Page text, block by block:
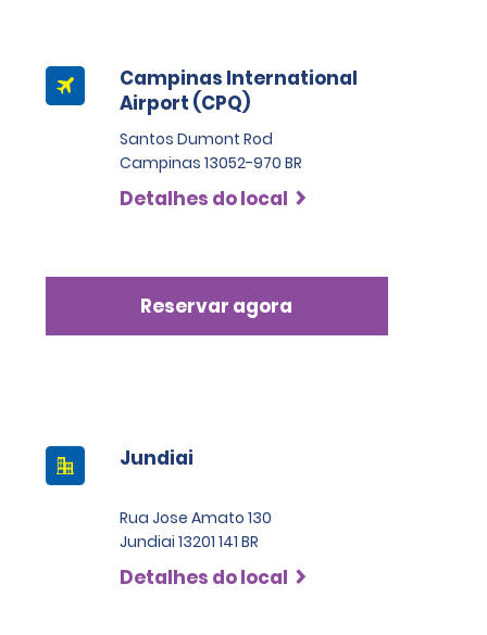
Campinas International
Airport (CPQ)
Santos Dumont Rod
Campinas 13052-970 BR
Detalhes do local
Reservar agora
Jundiai
Rua Jose Amato 130
Jundiai 13201 141 BR
Detalhes do local